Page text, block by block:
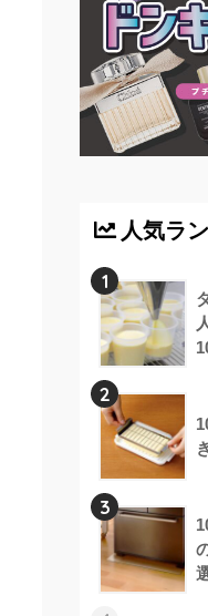
人気ラ
1
2
3